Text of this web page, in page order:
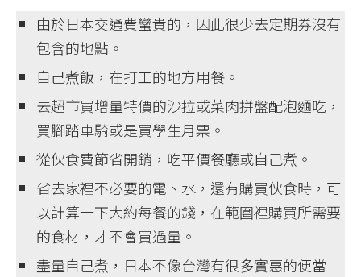
由於日本交通費蠻貴的，因此很少去定期券沒有
包含的地點。
自己煮飯，在打工的地方用餐。
去超市買增量特價的沙拉或菜肉拼盤配泡麵吃，
買腳踏車騎或是買學生月票。
從伙食費節省開銷，吃平價餐廳或自己煮。
省去家裡不必要的電、水，還有購買伙食時，可
以計算一下大約每餐的錢，在範圍裡購買所需要
的食材，才不會買過量。
盡量自己煮，日本不像台灣有很多實惠的便當